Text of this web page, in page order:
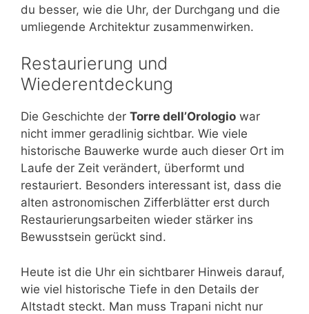
du besser, wie die Uhr, der Durchgang und die
umliegende Architektur zusammenwirken.
Restaurierung und
Wiederentdeckung
Die Geschichte der Torre dell’Orologio war
nicht immer geradlinig sichtbar. Wie viele
historische Bauwerke wurde auch dieser Ort im
Laufe der Zeit verändert, überformt und
restauriert. Besonders interessant ist, dass die
alten astronomischen Zifferblätter erst durch
Restaurierungsarbeiten wieder stärker ins
Bewusstsein gerückt sind.
Heute ist die Uhr ein sichtbarer Hinweis darauf,
wie viel historische Tiefe in den Details der
Altstadt steckt. Man muss Trapani nicht nur